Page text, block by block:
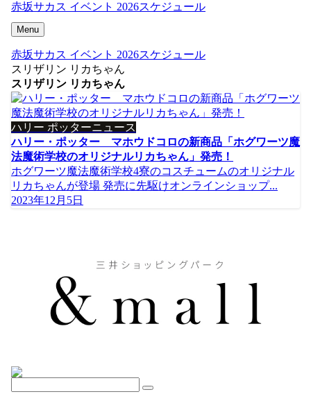
赤坂サカス イベント 2026スケジュール
Menu
赤坂サカス イベント 2026スケジュール
スリザリン リカちゃん
スリザリン リカちゃん
ハリー ポッターニュース
ハリー・ポッター マホウドコロの新商品「ホグワーツ魔
法魔術学校のオリジナルリカちゃん」発売！
ホグワーツ魔法魔術学校4寮のコスチュームのオリジナル
リカちゃんが登場 発売に先駆けオンラインショップ...
2023年12月5日